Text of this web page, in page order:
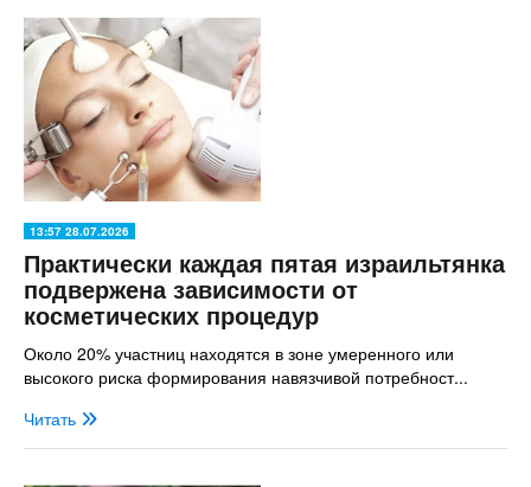
13:57 28.07.2026
Практически каждая пятая израильтянка
подвержена зависимости от
косметических процедур
Около 20% участниц находятся в зоне умеренного или
высокого риска формирования навязчивой потребност...
Читать